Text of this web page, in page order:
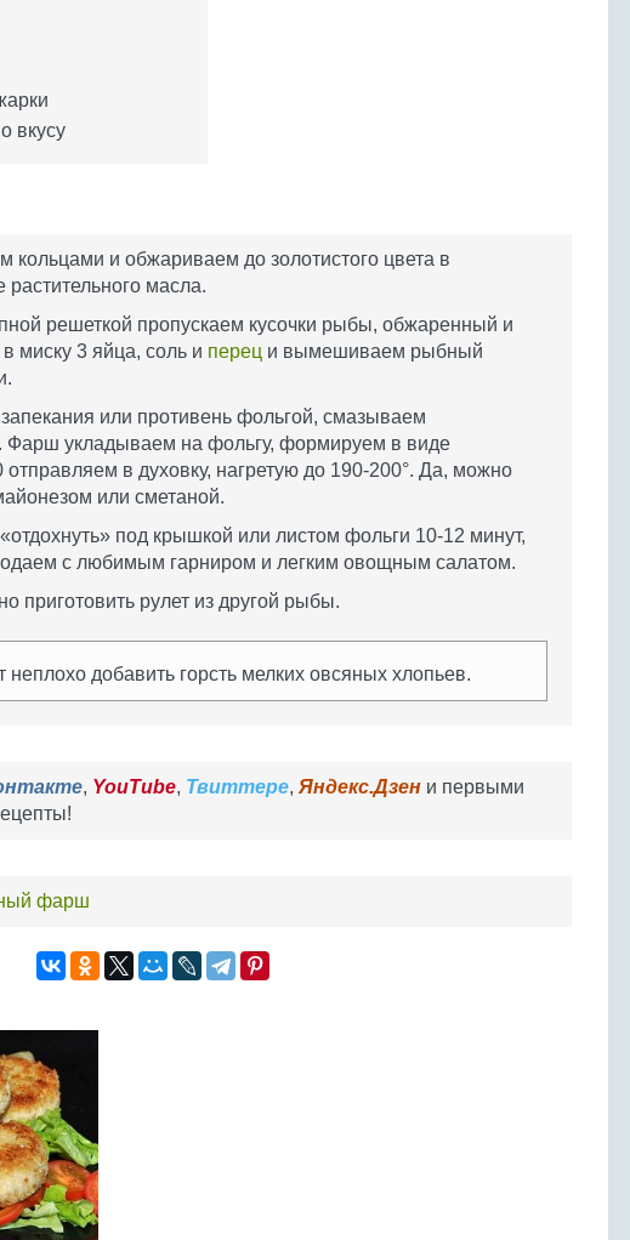
вкусу
кольцами и обжариваем до золотистого цвета в
масла.
решеткой пропускаем кусочки рыбы, обжаренный и
миску 3 яйца, соль и перец и вымешиваем рыбный
или противень фольгой, смазываем
Фарш укладываем на фольгу, формируем в виде
отправляем в духовку, нагретую до 190-200°. Да, можно
или сметаной.
под крышкой или листом фольги 10-12 минут,
с любимым гарниром и легким овощным салатом.
приготовить рулет из другой рыбы.
неплохо добавить горсть мелких овсяных хлопьев.
, YouTube, Твиттере, Яндекс.Дзен и первыми
фарш